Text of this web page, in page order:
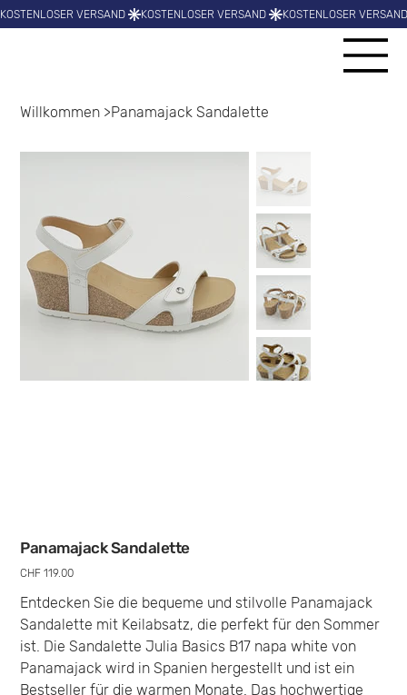
Willkommen >Panamajack Sandalette
Panamajack Sandalette
Preis
CHF 119.00
Entdecken Sie die bequeme und stilvolle Panamajack
Sandalette mit Keilabsatz, die perfekt für den Sommer
ist. Die Sandalette Julia Basics B17 napa white von
Panamajack wird in Spanien hergestellt und ist ein
Bestseller für die warmen Monate. Das hochwertige